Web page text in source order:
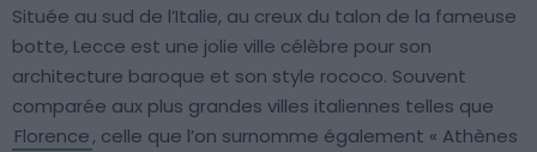
Située au sud de l’Italie, au creux du talon de la fameuse
botte, Lecce est une jolie ville célèbre pour son
architecture baroque et son style rococo. Souvent
comparée aux plus grandes villes italiennes telles que
Florence, celle que l’on surnomme également « Athènes